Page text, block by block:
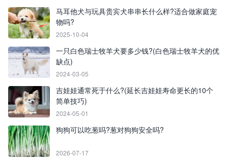
马耳他犬与玩具贵宾犬串串长什么样?适合做家庭宠
物吗?
2025-10-04
一只白色瑞士牧羊犬要多少钱?(白色瑞士牧羊犬的优
缺点)
2024-03-05
吉娃娃通常死于什么?(延长吉娃娃寿命更长的10个
简单技巧)
2024-05-01
狗狗可以吃葱吗?葱对狗狗安全吗?
2026-07-17